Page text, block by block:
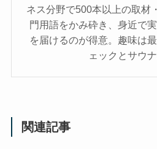
ネス分野で500本以上の取材
門用語をかみ砕き、⾝近で
を届けるのが得意。趣味は
ェックとサウナ
関連記事